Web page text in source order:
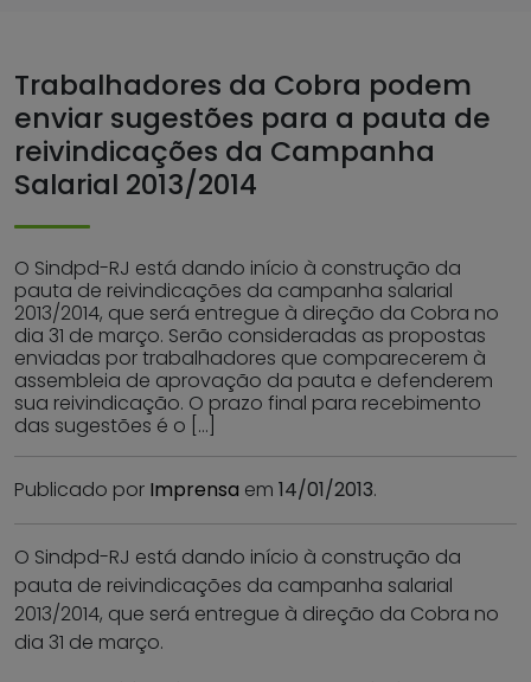
Trabalhadores da Cobra podem
enviar sugestões para a pauta de
reivindicações da Campanha
Salarial 2013/2014
O Sindpd-RJ está dando início à construção da
pauta de reivindicações da campanha salarial
2013/2014, que será entregue à direção da Cobra no
dia 31 de março. Serão consideradas as propostas
enviadas por trabalhadores que comparecerem à
assembleia de aprovação da pauta e defenderem
sua reivindicação. O prazo final para recebimento
das sugestões é o […]
Publicado por Imprensa em 14/01/2013.
O Sindpd-RJ está dando início à construção da
pauta de reivindicações da campanha salarial
2013/2014, que será entregue à direção da Cobra no
dia 31 de março.